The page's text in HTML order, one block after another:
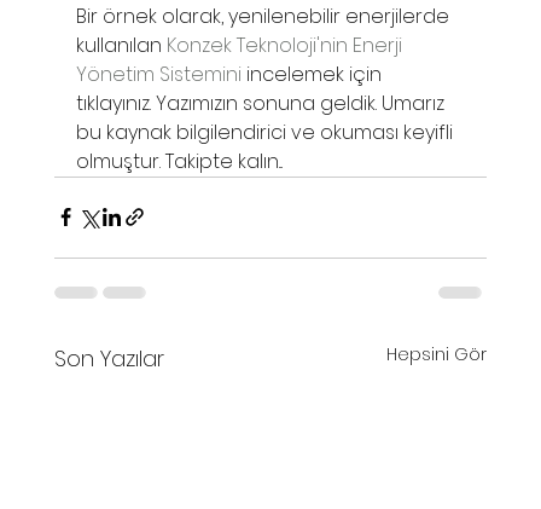
Bir örnek olarak, yenilenebilir enerjilerde
kullanılan Konzek Teknoloji'nin Enerji
Yönetim Sistemini incelemek için
tıklayınız. Yazımızın sonuna geldik. Umarız
bu kaynak bilgilendirici ve okuması keyifli
olmuştur. Takipte kalın...
Son Yazılar Hepsini Gör